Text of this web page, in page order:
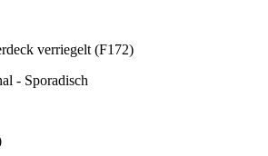
verriegelt (F172)
- Sporadisch